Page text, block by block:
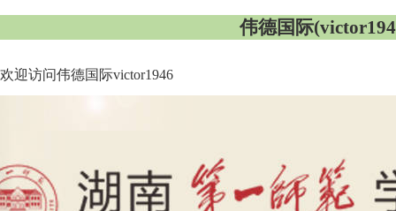
伟德国际
欢迎访问伟德国际victor1946